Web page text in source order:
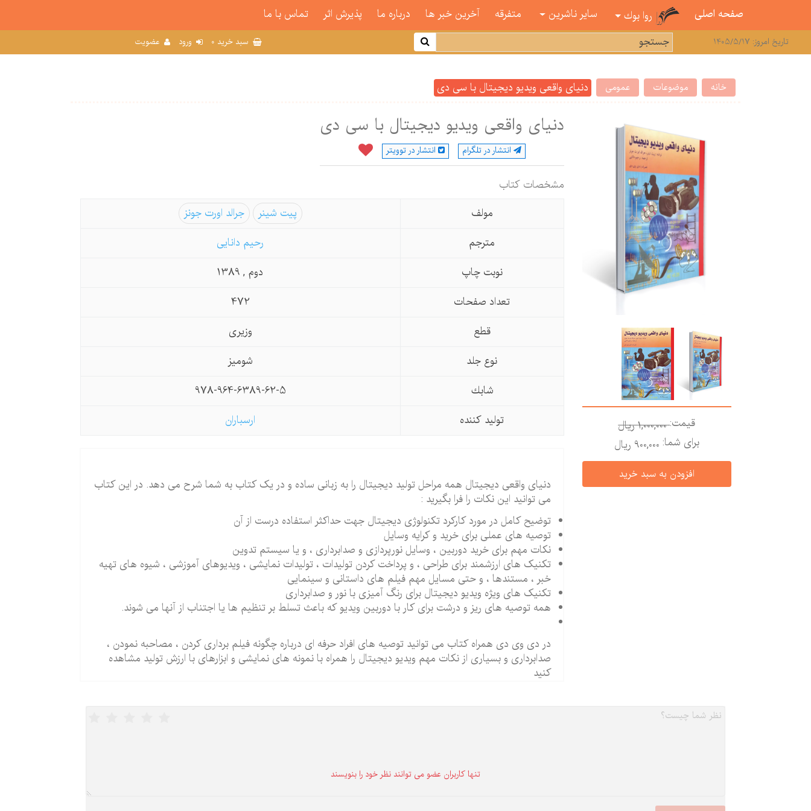
صفحه اصلی روا بوك سایر ناشرین متفرقه آخرین خبر ها درباره ما پذیرش اثر تماس با ما
تاریخ امروز: 1405/5/17 سبد خرید 0 ورود عضویت
خانه موضوعات عمومی دنیای واقعی ویدیو دیجیتال با سی دی
قیمت:1,000,000 ريال
برای شما: 900,000 ريال
دنیای واقعی ویدیو دیجیتال با سی دی
انتشار در تلگرام انتشار در توویتر
مشخصات كتاب
مولف
پیت شینر
جرالد اورت جونز
مترجم
رحیم دانایی
نوبت چاپ
دوم , 1389
تعداد صفحات
472
قطع
وزیری
نوع جلد
شومیز
شابك
978-964-6389-62-5
تولید كننده
ارسباران
دنیای واقعی دیجیتال همه مراحل تولید دیجیتال را به زبانی ساده و در یک کتاب به شما شرح می دهد. در این کتاب
می توانید این نکات را فرا بگیرید :
توضیح کامل در مورد کارکرد تکنولوژی دیجیتال جهت حداکثر استفاده درست از آن
توصیه های عملی برای خرید و کرایه وسایل
نکات مهم برای خرید دوربین ، وسایل نورپردازی و صدابرداری ، و یا سیستم تدوین
تکنیک های ارزشمند برای طراحی ، و پرداخت کردن تولیدات ، تولیدات نمایشی ، ویدیوهای آموزشی ، شیوه های تهیه
خبر ، مستندها ، و حتی مسایل مهم فیلم های داستانی و سینمایی
تکنیک های ویژه ویدیو دیجیتال برای رنگ آمیزی با نور و صدابرداری
همه توصیه های ریز و درشت برای کار با دوربین ویدیو که باعث تسلط بر تنظیم ها یا اجتناب از آنها می شوند.
در دی وی دی همراه کتاب می توانید توصیه های افراد حرفه ای درباره چگونه فیلم برداری کردن ، مصاحبه نمودن ،
صدابرداری و بسیاری از نکات مهم ویدیو دیجیتال را همراه با نمونه های نمایشی و ابزارهای با ارزش تولید مشاهده
کنید
تنها كاربران عضو می توانند نظر خود را بنویسند